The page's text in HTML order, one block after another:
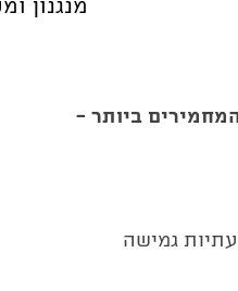
מנגנון
ביותר -
גמישה